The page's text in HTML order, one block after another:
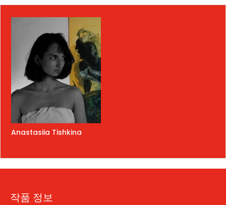
Anastasiia Tishkina
작품 정보